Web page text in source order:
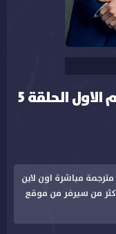
مشاهدة مسلسل CIA الموسم الاول الحلقة 5
مشاهدة مسلسل CIA الموسم الاول الحلقة 5 مترجمة مباشرة اون لاين
من سيرفر من موقع